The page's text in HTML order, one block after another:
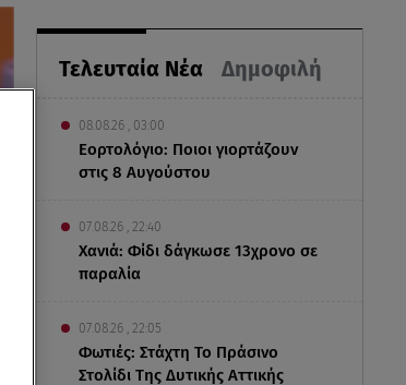
Τελευταία Νέα Δημοφιλή
08.08.26 , 03:00
Εορτολόγιο: Ποιοι γιορτάζουν
στις 8 Αυγούστου
07.08.26 , 22:40
Χανιά: Φίδι δάγκωσε 13χρονο σε
παραλία
07.08.26 , 22:05
Φωτιές: Στάχτη Το Πράσινο
Στολίδι Της Δυτικής Αττικής